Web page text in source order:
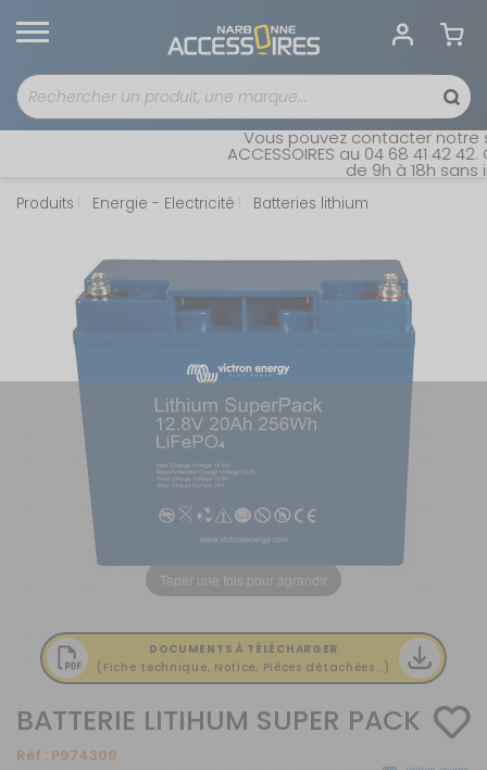
Vous pouvez contacter notre
ACCESSOIRES au 04 68 41 42
de 9h à 18h sans
Produits Energie - Electricité Batteries lithium
Taper une fois pour agrandir
DOCUMENTS À TÉLÉCHARGER
(Fiche technique, Notice, Pièces détachées...)
BATTERIE LITIHUM SUPER PACK
Réf : P974309